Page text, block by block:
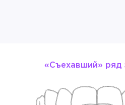
образования
«Тверской
высшего образования
«Съехавший» ряд